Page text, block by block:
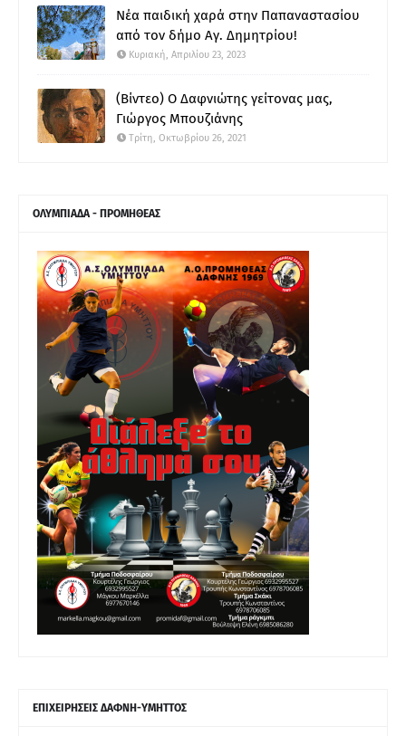
Νέα παιδική χαρά στην Παπαναστασίου
από τον δήμο Αγ. Δημητρίου!
Κυριακή, Απριλίου 23, 2023
(Βίντεο) Ο Δαφνιώτης γείτονας μας,
Γιώργος Μπουζιάνης
Τρίτη, Οκτωβρίου 26, 2021
ΟΛΥΜΠΙΑΔΑ - ΠΡΟΜΗΘΕΑΣ
ΕΠΙΧΕΙΡΗΣΕΙΣ ΔΑΦΝΗ-ΥΜΗΤΤΟΣ